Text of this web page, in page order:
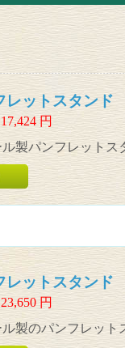
レットスタン
17,424円
製パンフレットス
レットスタン
23,650円
製のパンフレット